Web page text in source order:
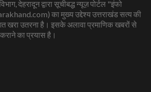
देहरादून द्वारा सूचीबद्ध न्यूज़ पोर्टल "इंफो
का मुख्य उद्देश्य उत्तराखंड सत्य की
खरा उतरना है। इसके अलावा प्रमाणिक खबरों से
का प्रयास है।